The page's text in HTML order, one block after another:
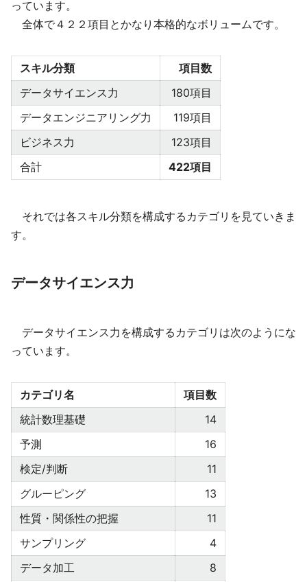
っています。
全体で４２２項目とかなり本格的なボリュームです。
スキル分類
項目数
データサイエンス力
180項目
データエンジニアリング力
119項目
ビジネス力
123項目
合計
422項目
それでは各スキル分類を構成するカテゴリを見ていきま
す。
データサイエンス力
データサイエンス力を構成するカテゴリは次のようにな
っています。
カテゴリ名
項目数
統計数理基礎
14
予測
16
検定/判断
11
グルーピング
13
性質・関係性の把握
11
サンプリング
4
データ加工
8